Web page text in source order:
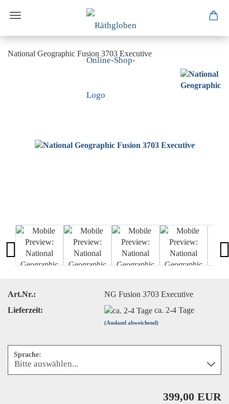
National Geographic Fusion 3703 Executive
Art.Nr.:
NG Fusion 3703 Executive
Lieferzeit:
ca. 2-4 Tage
(Ausland abweichend)
Sprache:
399,00 EUR